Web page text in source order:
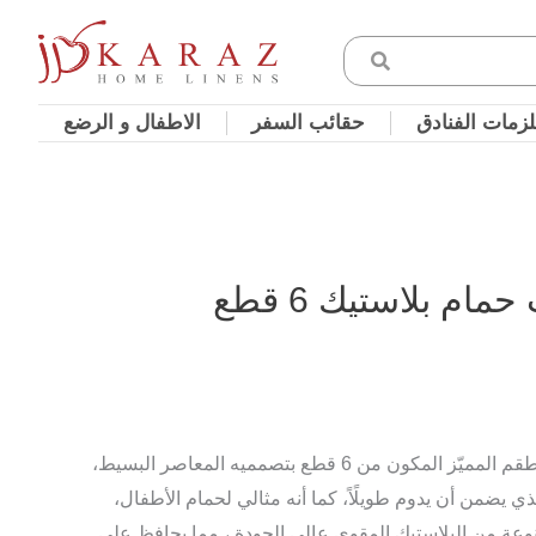
الفنادق حقائب السفر الاطفال و الرضع
بلاستيك 6 قطع
جدّدي حمّامك ببساطة، مع هذا الطقم المميّز المكون من 6 قطع بتصمميه المعاصر البسيط،
يضمن أن يدوم طويلًاً، كما أنه مثالي لحمام الأطفال،